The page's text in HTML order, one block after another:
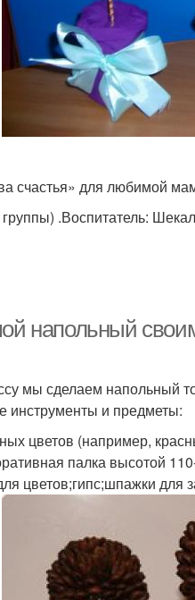
счастья» для любимой
группы) .Воспитатель:
напольный
мы сделаем напольный
инструменты и предметы:
цветов (например,
палка высотой
цветов;гипс;шпажки для